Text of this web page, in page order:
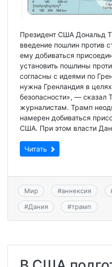
Президент США Дональд
введение пошлин против
ему добиваться
установить пошлины
согласны с идеями по
нужна Гренландия в
безопасности», —
журналистам. Трамп
намерен добиваться
США. При этом власти
Читать
Мир #аннексия
#Дания #трамп